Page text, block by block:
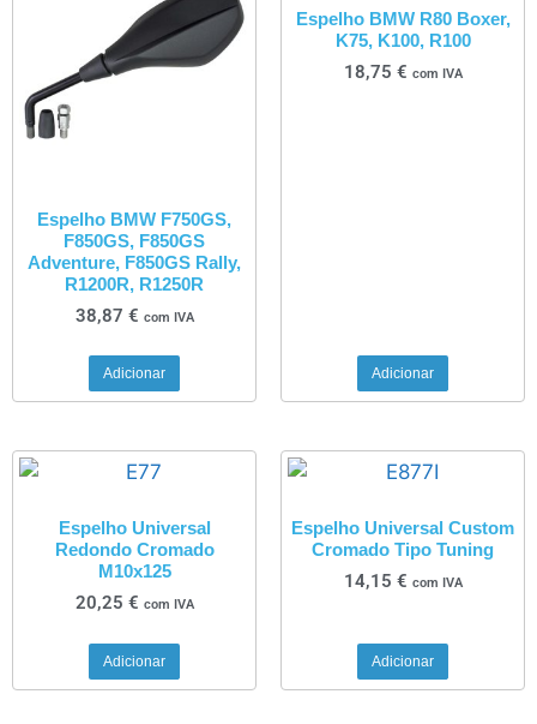
Espelho BMW F750GS,
F850GS, F850GS
Adventure, F850GS Rally,
R1200R, R1250R
38,87 € com IVA
Adicionar
Espelho BMW R80 Boxer,
K75, K100, R100
18,75 € com IVA
Adicionar
Espelho Universal
Redondo Cromado
M10x125
20,25 € com IVA
Adicionar
Espelho Universal Custom
Cromado Tipo Tuning
14,15 € com IVA
Adicionar